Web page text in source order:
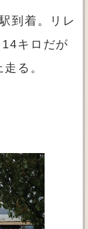
到着。リレ
キロだが
る。